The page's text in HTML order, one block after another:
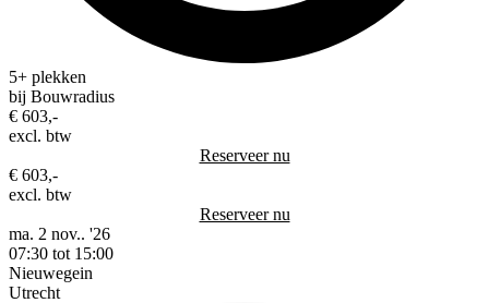
5+ plekken
bij Bouwradius
€ 603,-
excl. btw
Reserveer nu
€ 603,-
excl. btw
Reserveer nu
ma. 2 nov.. '26
07:30 tot 15:00
Nieuwegein
Utrecht